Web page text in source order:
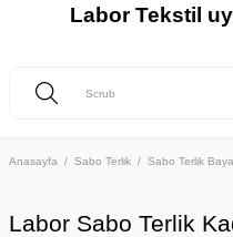
Anasayfa Sabo Terlik Sabo Terlik
Labor Sabo Terlik
Labor Tekstil